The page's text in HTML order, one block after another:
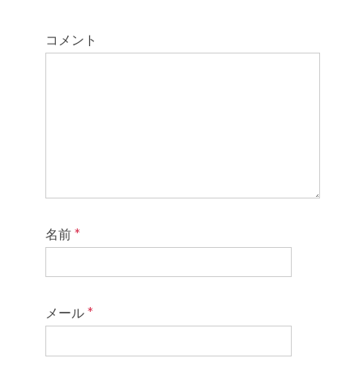
コメント
名前 *
メール *